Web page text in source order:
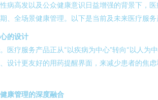
病高发以及公众健康意识日益增强的背景下，
、全场景健康管理。以下是当前及未来医疗服务
的设计
医疗服务产品正从“以疾病为中心”转向“以人
设计更友好的用药提醒界面，来减少患者的焦
康管理的深度融合